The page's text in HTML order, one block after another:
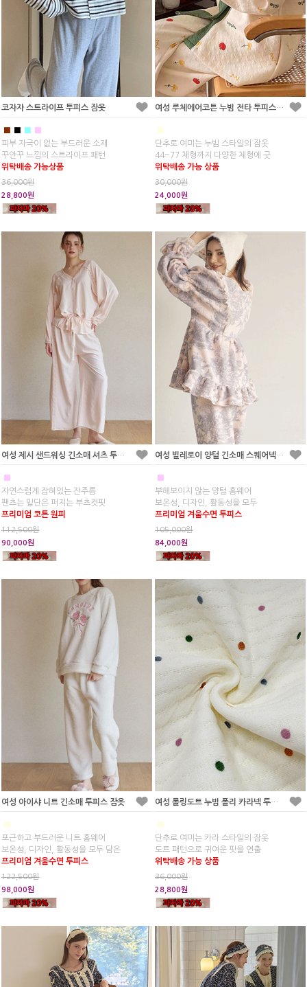
코자자 스트라이프 투피스 잠옷
■ ■ ■ ■
피부 자극이 없는 부드러운 소재
꾸안꾸 느낌의 스트라이프 패턴
위탁배송 가능상품
36,000원
28,800원
여성 루체에어코튼 누빔 전타 투피스 잠옷
■
단추로 여미는 누빔 스타일의 잠옷
44~77 체형까지 다양한 체형에 굿
위탁배송 가능 상품
30,000원
24,000원
여성 제시 샌드워싱 긴소매 셔츠 투피스 잠옷
■
자연스럽게 잡혀있는 잔주름
팬츠는 밑단은 퍼지는 부츠컷핏
프리미엄 코튼 원피
112,500원
90,000원
여성 빌레로이 양털 긴소매 스퀘어넥 투피스 잠옷
■
부해보이지 않는 양털 홈웨어
보온성, 디자인, 활동성을 모두
프리미엄 겨울수면 투피스
105,000원
84,000원
여성 아이샤 니트 긴소매 투피스 잠옷
포근하고 부드러운 니트 홈웨어
보온성, 디자인, 활동성을 모두 담은
프리미엄 겨울수면 투피스
122,500원
98,000원
여성 롤링도트 누빔 폴리 카라넥 투피스 잠옷
단추로 여미는 카라 스타일의 잠옷
도트 패턴으로 귀여운 핏을 연출
위탁배송 가능 상품
36,000원
28,800원